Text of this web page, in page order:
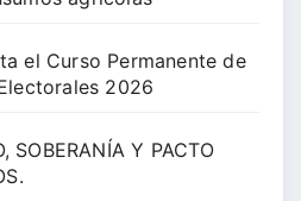
el Curso Permanente de
2026
SOBERANÍA Y PACTO